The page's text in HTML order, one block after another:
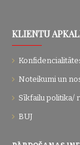
KLIENTU
Noteikumi un
Sīkfailu politika/
BUJ